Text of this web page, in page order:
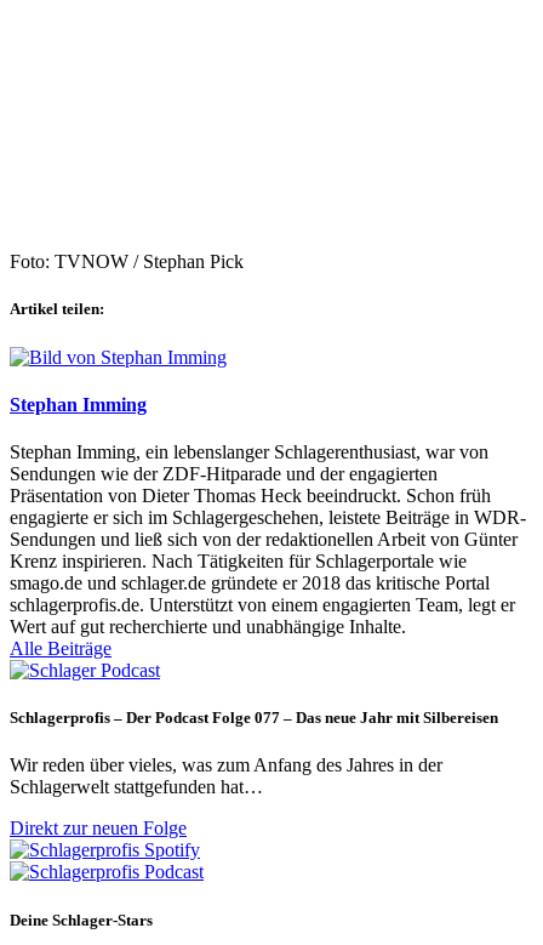
Foto: TVNOW / Stephan Pick
Artikel teilen:
Stephan Imming
Stephan Imming, ein lebenslanger Schlagerenthusiast, war von
Sendungen wie der ZDF-Hitparade und der engagierten
Präsentation von Dieter Thomas Heck beeindruckt. Schon früh
engagierte er sich im Schlagergeschehen, leistete Beiträge in WDR-
Sendungen und ließ sich von der redaktionellen Arbeit von Günter
Krenz inspirieren. Nach Tätigkeiten für Schlagerportale wie
smago.de und schlager.de gründete er 2018 das kritische Portal
schlagerprofis.de. Unterstützt von einem engagierten Team, legt er
Wert auf gut recherchierte und unabhängige Inhalte.
Alle Beiträge
Schlagerprofis – Der Podcast Folge 077 – Das neue Jahr mit Silbereisen
Wir reden über vieles, was zum Anfang des Jahres in der
Schlagerwelt stattgefunden hat…
Direkt zur neuen Folge
Deine Schlager-Stars